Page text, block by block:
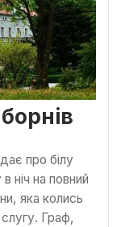
про білу
ніч на повний
яка колись
Граф,